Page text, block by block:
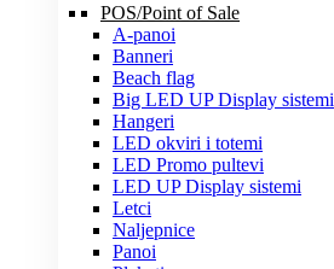
POS/Point of Sale
A-panoi
Banneri
Beach flag
Big LED UP Display sistemi
Hangeri
LED okviri i totemi
LED Promo pultevi
LED UP Display sistemi
Letci
Naljepnice
Panoi